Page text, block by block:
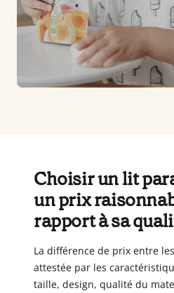
Choisir un lit
un prix
rapport à sa
La différence de prix entre
attestée par les
taille, design, qualité du